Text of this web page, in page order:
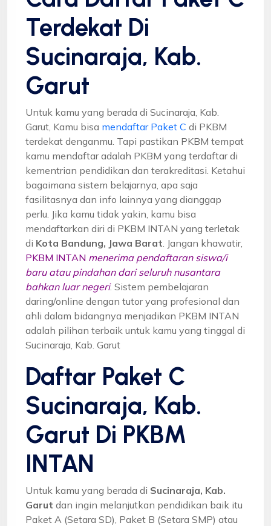
Terdekat Di
Sucinaraja, Kab.
Garut
Untuk kamu yang berada di Sucinaraja, Kab.
Garut, Kamu bisa mendaftar Paket C di PKBM
terdekat denganmu. Tapi pastikan PKBM tempat
kamu mendaftar adalah PKBM yang terdaftar di
kementrian pendidikan dan terakreditasi. Ketahui
bagaimana sistem belajarnya, apa saja
fasilitasnya dan info lainnya yang dianggap
perlu. Jika kamu tidak yakin, kamu bisa
mendaftarkan diri di PKBM INTAN yang terletak
di Kota Bandung, Jawa Barat . Jangan khawatir,
PKBM INTAN menerima pendaftaran siswa/i
baru atau pindahan dari seluruh nusantara
bahkan luar negeri. Sistem pembelajaran
daring/online dengan tutor yang profesional dan
ahli dalam bidangnya menjadikan PKBM INTAN
adalah pilihan terbaik untuk kamu yang tinggal di
Sucinaraja, Kab. Garut
Daftar Paket C
Sucinaraja, Kab.
Garut Di PKBM
INTAN
Untuk kamu yang berada di Sucinaraja, Kab.
Garut dan ingin melanjutkan pendidikan baik itu
Paket A (Setara SD), Paket B (Setara SMP) atau